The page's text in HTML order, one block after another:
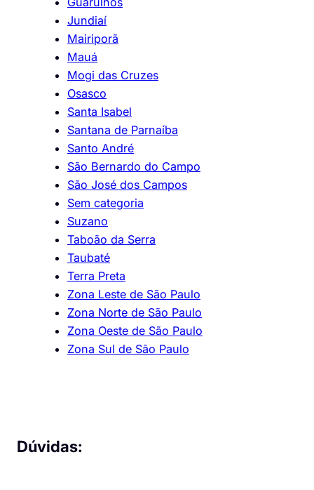
Jundiaí
Mairiporã
Mauá
Mogi das Cruzes
Osasco
Santa Isabel
Santana de Parnaíba
Santo André
São Bernardo do Campo
São José dos Campos
Sem categoria
Suzano
Taboão da Serra
Taubaté
Terra Preta
Zona Leste de São Paulo
Zona Norte de São Paulo
Zona Oeste de São Paulo
Zona Sul de São Paulo
Dúvidas: